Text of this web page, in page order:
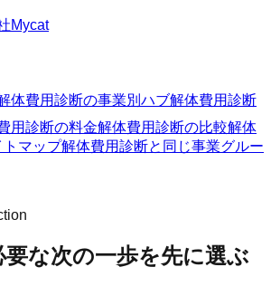
Mycat
体費用診断の事業別ハブ解体費用診断
用診断の料金解体費用診断の比較解体
トマップ解体費用診断と同じ事業グルー
要な次の一歩を先に選ぶ